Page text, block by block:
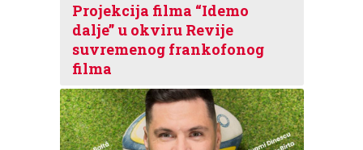
Projekcija filma “Idemo
dalje” u okviru Revije
suvremenog frankofonog
filma